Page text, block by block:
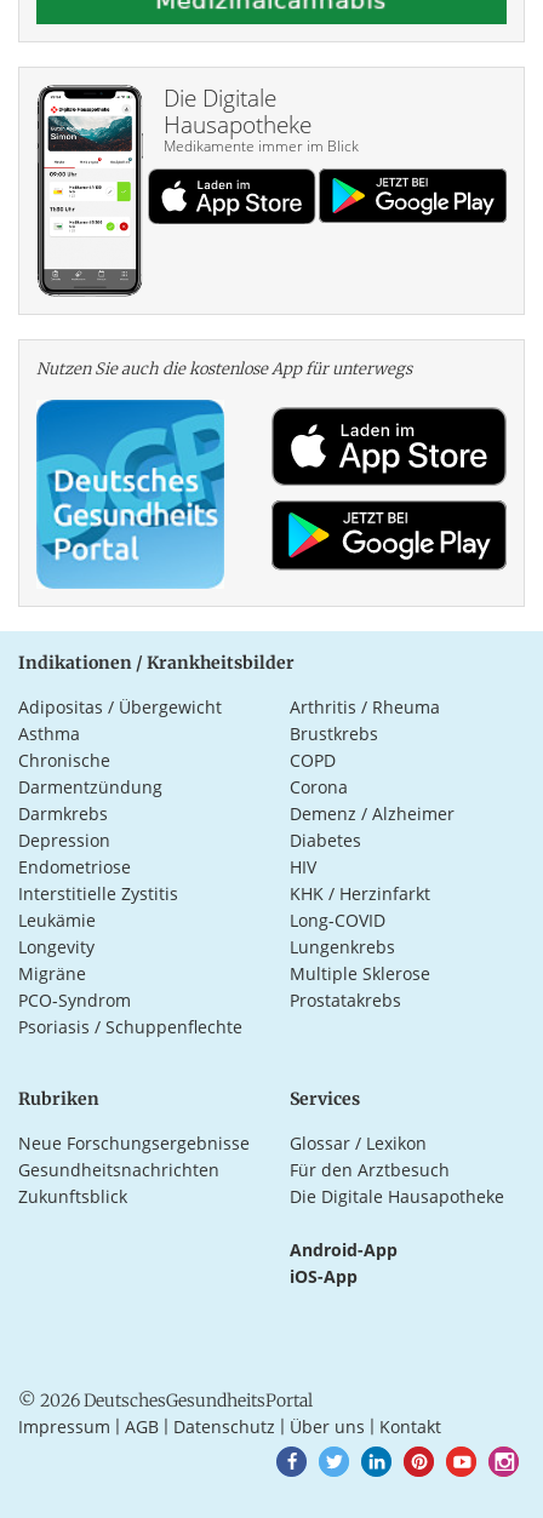
Die Digitale
Hausapotheke
Medikamente immer im Blick
Nutzen Sie auch die kosten­lose App für unterwegs
Indikationen / Krankheitsbilder
Adipositas / Übergewicht
Arthritis / Rheuma
Asthma
Brustkrebs
Chronische
Darmentzündung
COPD
Corona
Darmkrebs
Demenz / Alzheimer
Depression
Diabetes
Endometriose
HIV
Interstitielle Zystitis
KHK / Herzinfarkt
Leukämie
Long-COVID
Longevity
Lungenkrebs
Migräne
Multiple Sklerose
PCO-Syndrom
Prostatakrebs
Psoriasis / Schuppenflechte
Rubriken
Neue Forschungsergebnisse
Gesundheitsnachrichten
Zukunftsblick
Services
Glossar / Lexikon
Für den Arztbesuch
Die Digitale Hausapotheke
Android-App
iOS-App
© 2026 DeutschesGesundheitsPortal
Impressum AGB Datenschutz Über uns Kontakt